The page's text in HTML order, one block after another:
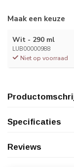
Maak een keuze
Wit - 290 ml
LUB00000988
Niet op voorraad
Specificaties
Reviews